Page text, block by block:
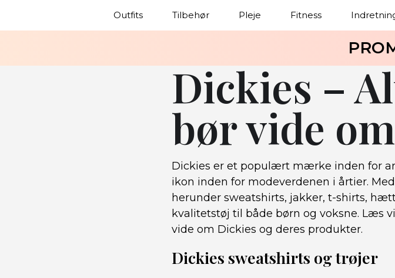
Outfits Tilbehør Pleje Fitness
Dickies –
bør vide
Dickies er et populært mærke inden for
ikon inden for modeverdenen i årtier.
herunder sweatshirts, jakker, t-shirts,
kvalitetstøj til både børn og voksne. Læs
vide om Dickies og deres produkter.
Dickies sweatshirts og trøjer